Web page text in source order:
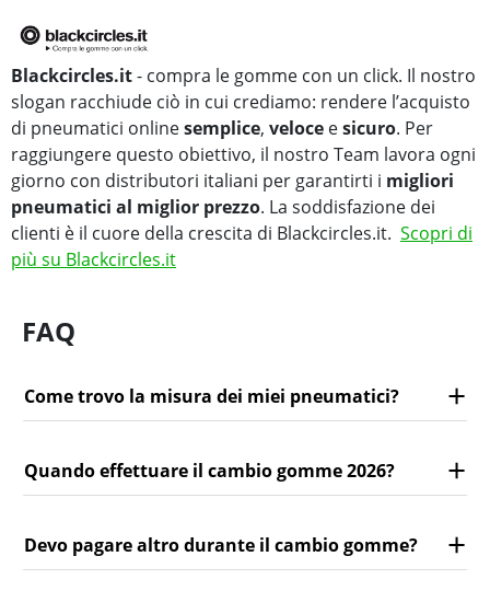
Blackcircles.it- compra le gomme con un click. Il nostro
slogan racchiude ciò in cui crediamo: rendere l’acquisto
di pneumatici onlinesemplice, veloce esicuro. Per
raggiungere questo obiettivo, il nostro Team lavora ogni
giorno con distributori italiani per garantirti i migliori
pneumatici al miglior prezzo. La soddisfazione dei
clienti è il cuore della crescita di Blackcircles.it. Scopri di
più su Blackcircles.it
FAQ
Come trovo la misura dei miei pneumatici?
Quando effettuare il cambio gomme 2026?
Devo pagare altro durante il cambio gomme?